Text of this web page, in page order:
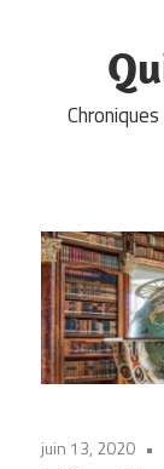
juin 13, 2020